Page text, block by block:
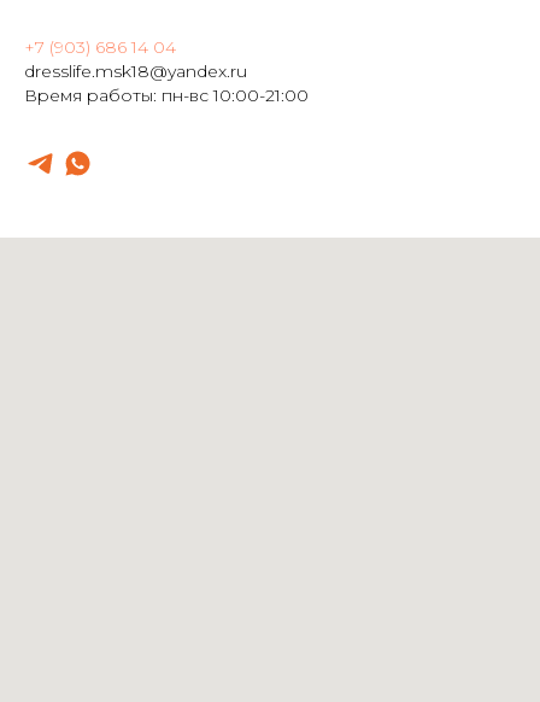
+7 (903) 686 14 04
dresslife.msk18@yandex.ru
Время работы: пн-вс 10:00-21:00